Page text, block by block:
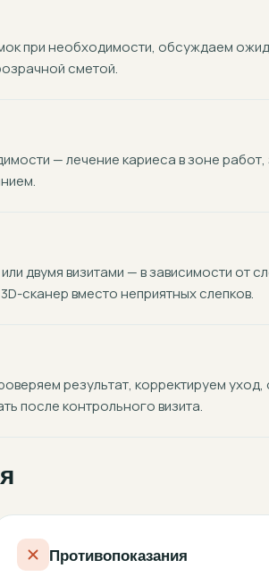
при необходимости, обсуждаем
сметой.
— лечение кариеса в зоне
двумя визитами — в зависимости от
сканер вместо неприятных слепков.
результат, корректируем уход,
после контрольного визита.
Противопоказания